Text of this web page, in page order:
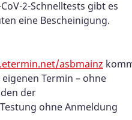
2-Schnelltests gibt es
eine Bescheinigung.
asbmainz
Termin – ohne
der
ohne Anmeldung